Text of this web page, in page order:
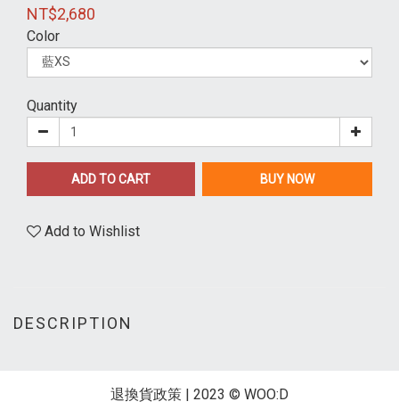
NT$2,680
Color
Quantity
ADD TO CART BUY NOW
Add to Wishlist
DESCRIPTION
退換貨政策 | 2023 © WOO:D